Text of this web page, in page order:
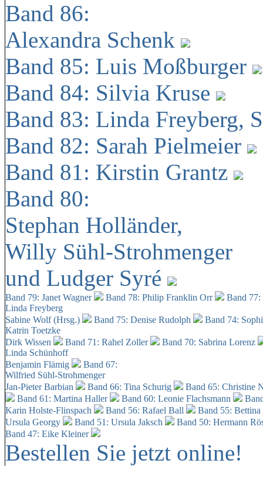
Band 86:
Alexandra Schenk
Band 85: Luis Moßburger
Band 84: Silvia Kruse
Band 83: Linda Freyberg,
Band 82: Sarah Pielmeier
Band 81: Kirstin Grantz
Band 80:
Stephan Holländer,
Willy Sühl-Strohmenger
und Ludger Syré
Band 79: Janet Wagner Band 78: Philip Franklin Orr
Band
Linda Freyberg
Sabine Wolf (Hrsg.)
Band 75: Denise Rudolph
Band 74:
Katrin Toetzke
Dirk Wissen
Band 71: Rahel Zoller
Band 70: Sabrina Lorenz
Linda Schünhoff
Benjamin Flämig
Band 67:
Wilfried Sühl-Strohmenger
Jan-Pieter Barbian
Band 66: Tina Schurig
Band 65: Christine
Band 61: Martina Haller
Band 60: Leonie Flachsmann
Karin Holste-Flinspach
Band 56: Rafael Ball
Band 55:
Ursula Georgy
Band 51: Ursula Jaksch Band 50: Hermann
Band 47: Eike Kleiner
Bestellen Sie jetzt online!